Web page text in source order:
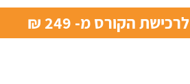
לרכישת הקורס מ- 249 ₪